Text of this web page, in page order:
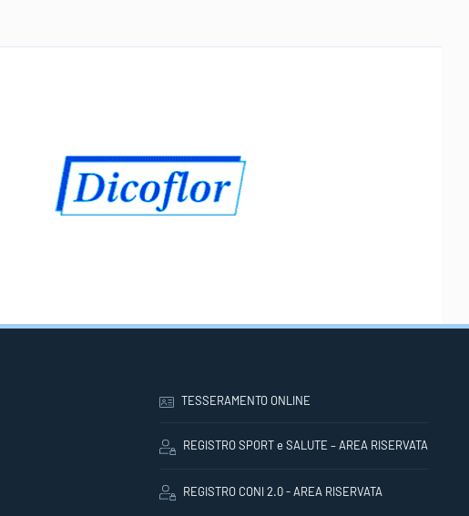
TESSERAMENTO ONLINE
REGISTRO SPORT e SALUTE – AREA RISERVATA
REGISTRO CONI 2.0 - AREA RISERVATA